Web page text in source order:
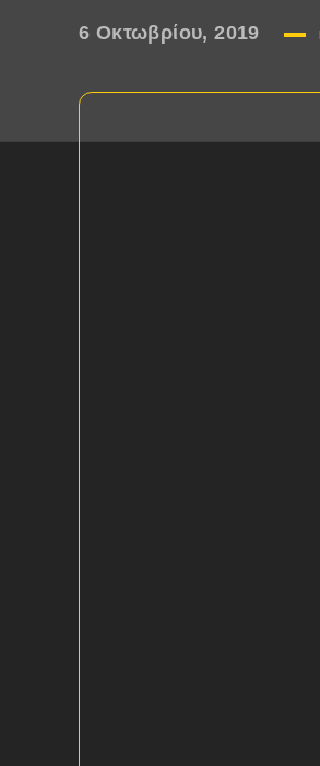
6 Οκτωβρίου, 2019